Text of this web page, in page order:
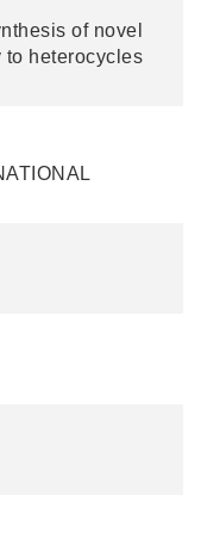
of novel
to heterocycles